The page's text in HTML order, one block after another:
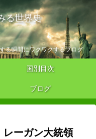
る世界史
る瞬間にワクワクするブログ
国別目次
ブログ
レーガン大統領